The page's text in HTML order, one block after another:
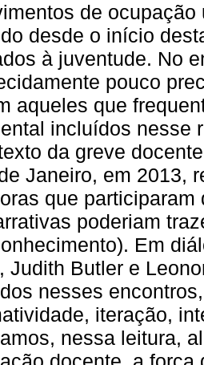
de
desde o início
à juventude. No
pouco
aqueles que
incluídos nesse
da greve
Janeiro, em 2013,
que
poderiam
Em
Judith Butler e
nesses
iteração,
nessa leitura,